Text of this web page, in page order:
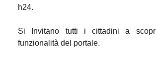
h24.
Si Invitano tutti i cittadini a
funzionalità del portale.